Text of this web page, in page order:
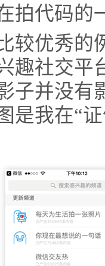
拍代码的
较优秀的
趣社交平
子并没有
是我在“